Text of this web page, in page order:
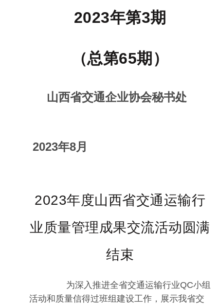
2023年第3期
（总第65期）
山西省交通企业协会秘书处
2023年8月
2023年度山西省交通运输行
业质量管理成果交流活动圆满
结束
为深入推进全省交通运输行业QC小组
活动和质量信得过班组建设工作，展示我省交